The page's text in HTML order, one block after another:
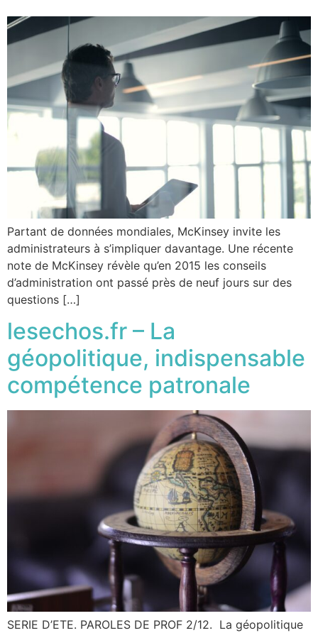
Partant de données mondiales, McKinsey invite les
administrateurs à s’impliquer davantage. Une récente
note de McKinsey révèle qu’en 2015 les conseils
d’administration ont passé près de neuf jours sur des
questions […]
lesechos.fr – La
géopolitique, indispensable
compétence patronale
SERIE D’ETE. PAROLES DE PROF 2/12. La géopolitique